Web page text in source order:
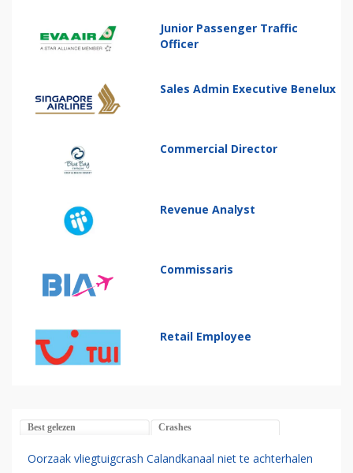
Junior Passenger Traffic
Officer
Sales Admin Executive Benelux
Commercial Director
Revenue Analyst
Commissaris
Retail Employee
Best gelezen Crashes
Oorzaak vliegtuigcrash Calandkanaal niet te achterhalen